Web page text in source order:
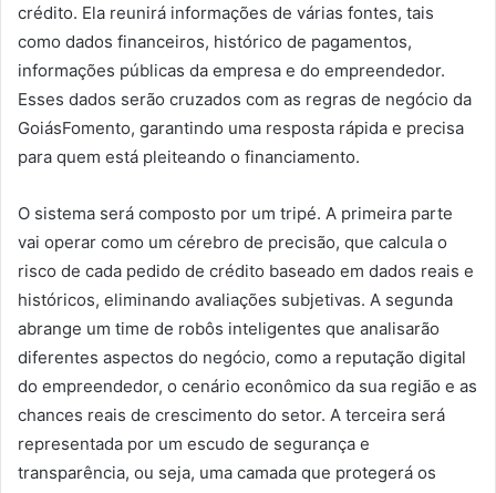
crédito. Ela reunirá informações de várias fontes, tais
como dados financeiros, histórico de pagamentos,
informações públicas da empresa e do empreendedor.
Esses dados serão cruzados com as regras de negócio da
GoiásFomento, garantindo uma resposta rápida e precisa
para quem está pleiteando o financiamento.
O sistema será composto por um tripé. A primeira parte
vai operar como um cérebro de precisão, que calcula o
risco de cada pedido de crédito baseado em dados reais e
históricos, eliminando avaliações subjetivas. A segunda
abrange um time de robôs inteligentes que analisarão
diferentes aspectos do negócio, como a reputação digital
do empreendedor, o cenário econômico da sua região e as
chances reais de crescimento do setor. A terceira será
representada por um escudo de segurança e
transparência, ou seja, uma camada que protegerá os